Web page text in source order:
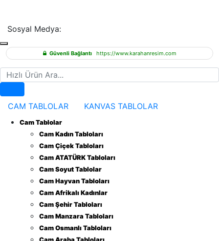
Sosyal Medya:
Güvenli Bağlantıhttps://www.karahanresim.com
Hızlı Ürün Ara
CAM TABLOLAR KANVAS TABLOLAR
Cam Tablolar
Cam Kadın Tabloları
Cam Çiçek Tabloları
Cam ATATÜRK Tabloları
Cam Soyut Tablolar
Cam Hayvan Tabloları
Cam Afrikalı Kadınlar
Cam Şehir Tabloları
Cam Manzara Tabloları
Cam Osmanlı Tabloları